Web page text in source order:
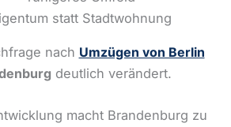
statt Stadtwohnung
nach Umzügen von Berlin
deutlich verändert.
macht Brandenburg zu